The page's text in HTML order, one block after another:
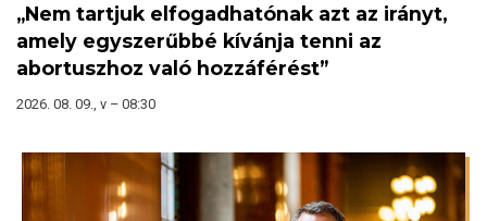
„Nem tartjuk elfogadhatónak azt az irányt,
amely egyszerűbbé kívánja tenni az
abortuszhoz való hozzáférést”
2026. 08. 09., v – 08:30